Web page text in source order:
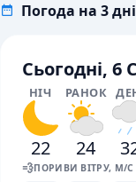
Погода на 3 дні
Сьогодні, 6
НІЧ РАНОК
22 24
💨ПОРИВИ ВІТРУ, М/С